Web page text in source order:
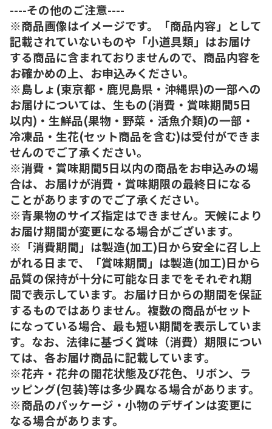
----その他のご注意----
※商品画像はイメージです。「商品内容」として
記載されていないものや「小道具類」はお届け
する商品に含まれておりませんので、商品内容を
お確かめの上、お申込みください。
※島しょ(東京都・鹿児島県・沖縄県)の一部への
お届けについては、生もの(消費・賞味期間5日
以内)・生鮮品(果物・野菜・活魚介類)の一部・
冷凍品・生花(セット商品を含む)は受付ができま
せんのでご了承ください。
※消費・賞味期間5日以内の商品をお申込みの場
合は、お届けが消費・賞味期限の最終日になる
ことがありますのでご了承ください。
※青果物のサイズ指定はできません。天候により
お届け期間が変更になる場合がございます。
※「消費期間」は製造(加工)日から安全に召し上
がれる日まで、「賞味期間」は製造(加工)日から
品質の保持が十分に可能な日までをそれぞれ期
間で表示しています。お届け日からの期間を保証
するものではありません。複数の商品がセット
になっている場合、最も短い期間を表示していま
す。なお、法律に基づく賞味（消費）期限につい
ては、各お届け商品に記載しています。
※花卉・花弁の開花状態及び花色、リボン、ラ
ッピング(包装)等は多少異なる場合があります。
※商品のパッケージ・小物のデザインは変更に
なる場合があります。